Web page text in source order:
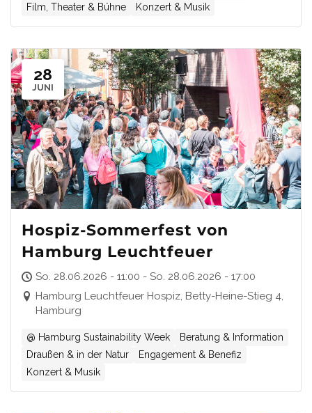
Film, Theater & Bühne
Konzert & Musik
28
JUNI
Hospiz-Sommerfest von
Hamburg Leuchtfeuer
So. 28.06.2026 - 11:00 - So. 28.06.2026 - 17:00
Hamburg Leuchtfeuer Hospiz, Betty-Heine-Stieg 4,
Hamburg
@ Hamburg Sustainability Week
Beratung & Information
Draußen & in der Natur
Engagement & Benefiz
Konzert & Musik